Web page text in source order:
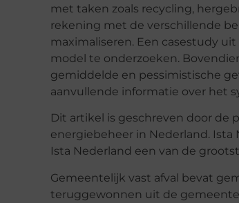
met taken zoals recycling,
rekening met de verschillende
maximaliseren. Een casestudy
model te onderzoeken.
gemiddelde en pessimistische
aanvullende informatie over het
Dit artikel is geschreven door de
energiebeheer in Nederland. Ista
Ista Nederland een van de
Gemeentelijk vast afval bevat
teruggewonnen uit de